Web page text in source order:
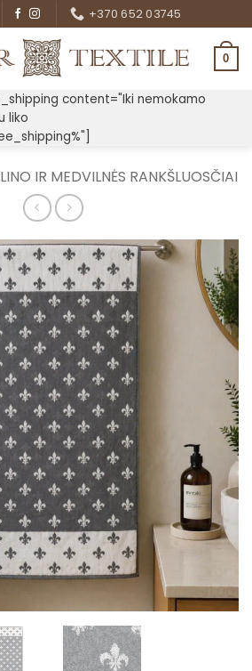
+370 652 03745
0
content="Iki nemokamo
liko
LINO IR MEDVILNĖS RANKŠLUOSČIAI